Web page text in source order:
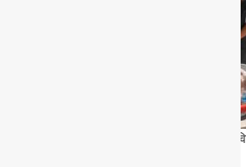
गाउँपालिका–२ ढिकुरपोखरीस्थित माछापुच्छ्रे माध्यमिक